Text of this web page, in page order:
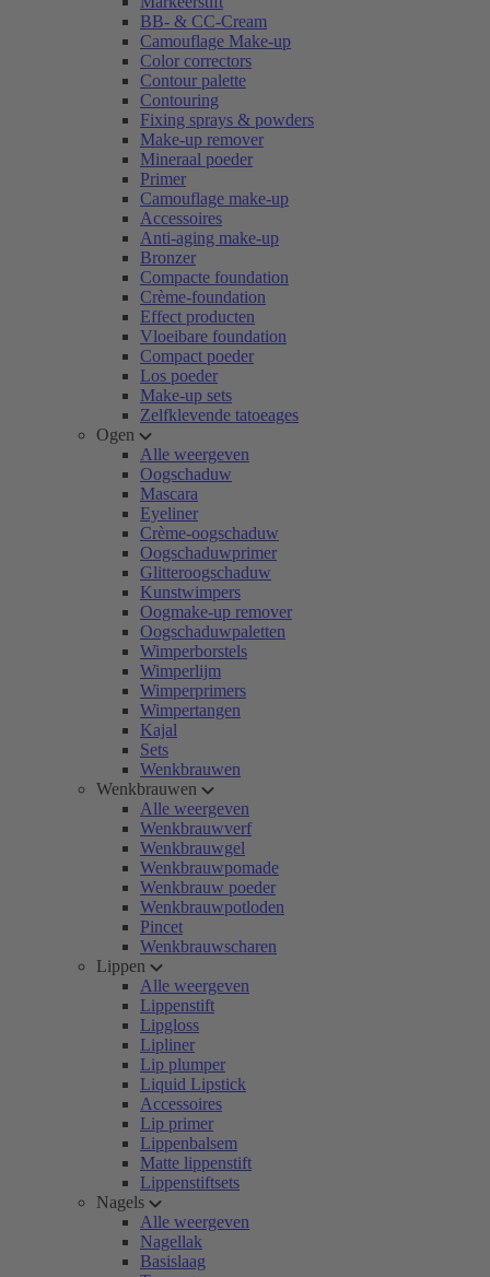
BB- & CC-Cream
Camouflage Make-up
Color correctors
Contour palette
Contouring
Fixing sprays & powders
Make-up remover
Mineraal poeder
Primer
Camouflage make-up
Accessoires
Anti-aging make-up
Bronzer
Compacte foundation
Crème-foundation
Effect producten
Vloeibare foundation
Compact poeder
Los poeder
Make-up sets
Zelfklevende tatoeages
Ogen
Alle weergeven
Oogschaduw
Mascara
Eyeliner
Crème-oogschaduw
Oogschaduwprimer
Glitteroogschaduw
Kunstwimpers
Oogmake-up remover
Oogschaduwpaletten
Wimperborstels
Wimperlijm
Wimperprimers
Wimpertangen
Kajal
Sets
Wenkbrauwen
Wenkbrauwen
Alle weergeven
Wenkbrauwverf
Wenkbrauwgel
Wenkbrauwpomade
Wenkbrauw poeder
Wenkbrauwpotloden
Pincet
Wenkbrauwscharen
Lippen
Alle weergeven
Lippenstift
Lipgloss
Lipliner
Lip plumper
Liquid Lipstick
Accessoires
Lip primer
Lippenbalsem
Matte lippenstift
Lippenstiftsets
Nagels
Alle weergeven
Nagellak
Basislaag